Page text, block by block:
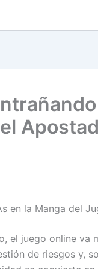
en la Manga del
el juego online va
de riesgos y,